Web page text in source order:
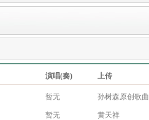
演唱(奏) 上传
暂无 孙树森原创歌曲
暂无 黄天祥